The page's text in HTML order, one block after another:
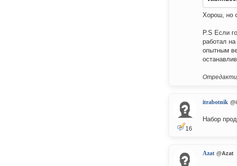
Хорош, но
P.S Если
работал
опытным
16
itrabotnik
Набор
Azat @Azat